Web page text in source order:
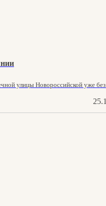
улицы Новороссийской уже